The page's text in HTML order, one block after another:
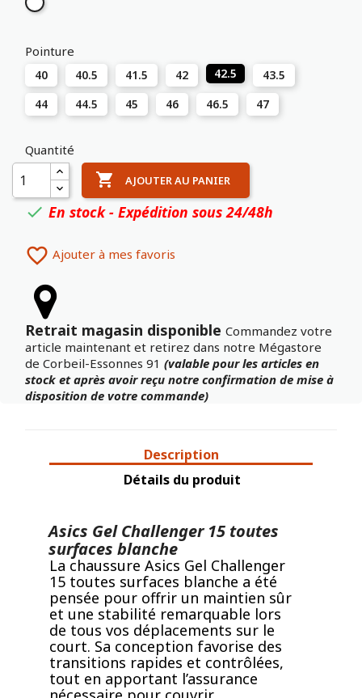
Pointure
40 40.5 41.5 42 42.5
43.5
44
44.5 45 46 46.5 47
Quantité
 AJOUTER AU PANIER
 En stock - Expédition sous 24/48h
 Ajouter à mes favoris
Retrait magasin disponible Commandez votre
article maintenant et retirez dans notre Mégastore
de Corbeil-Essonnes 91 (valable pour les articles en
stock et après avoir reçu notre confirmation de mise à
disposition de votre commande)
Description
Détails du produit
Asics Gel Challenger 15 toutes
surfaces blanche
La chaussure Asics Gel Challenger
15 toutes surfaces blanche a été
pensée pour offrir un maintien sûr
et une stabilité remarquable lors
de tous vos déplacements sur le
court. Sa conception favorise des
transitions rapides et contrôlées,
tout en apportant l’assurance